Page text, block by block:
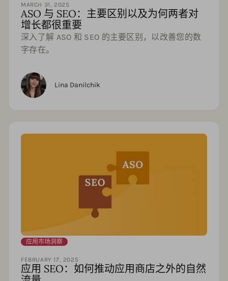
MARCH 31, 2025
ASO 与 SEO：主要区别以及为何两者对
增长都很重要
深入了解 ASO 和 SEO 的主要区别，以改善您的数
字存在。
Lina Danilchik
应用市场洞察
FEBRUARY 17, 2025
应用 SEO：如何推动应用商店之外的自然